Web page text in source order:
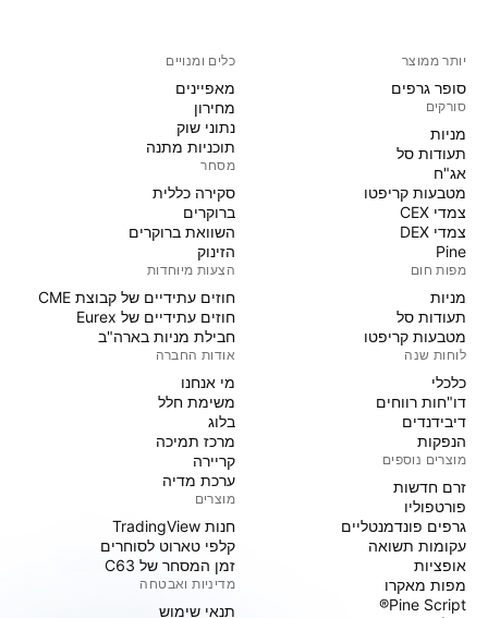
יותר ממוצר
סופר גרפים
סורקים
מניות‏
תעודות סל
אג"ח
מטבעות קריפטו
צמדי CEX
צמדי DEX
Pine
מפות חום
מניות‏
תעודות סל
מטבעות קריפטו
לוחות שנה
כלכלי
דו"חות רווחים
דיבידנדים
הנפקות
מוצרים נוספים
זרם חדשות
פורטפוליו
גרפים פונדמנטליים
עקומות תשואה
אופציות
מפות מאקרו
Pine Script®
כלים ומנויים
מאפיינים
מחירון
נתוני שוק
תוכניות מתנה
מסחר
סקירה כללית
ברוקרים
השוואת ברוקרים
הזינוק
הצעות מיוחדות
חוזים עתידיים של קבוצת CME
חוזים עתידיים של Eurex
חבילת מניות בארה"ב
אודות החברה
מי אנחנו
משימת חלל
בלוג
מרכז תמיכה
קריירה
ערכת מדיה
מוצרים
חנות TradingView
קלפי טארוט לסוחרים
זמן המסחר של C63
מדיניות ואבטחה
תנאי שימוש